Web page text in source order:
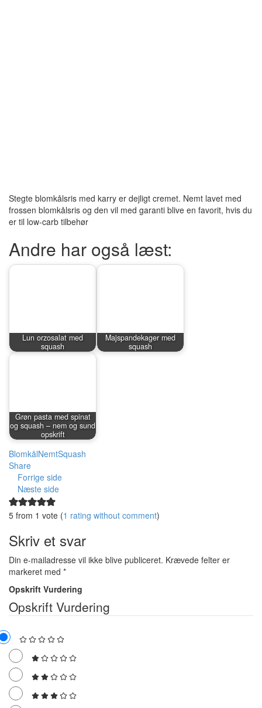
Stegte blomkålsris med karry er dejligt cremet. Nemt lavet med
frossen blomkålsris og den vil med garanti blive en favorit, hvis du
er til low-carb tilbehør
Andre har også læst:
Lun orzosalat med
squash
Majspandekager med
squash
Grøn pasta med spinat
og squash – nem og sund
opskrift
BlomkålNemtSquash
Share
Forrige side
Næste side
5 from 1 vote (1 rating without comment)
Skriv et svar
Din e-mailadresse vil ikke blive publiceret. Krævede felter er
markeret med *
Opskrift Vurdering
Opskrift Vurdering